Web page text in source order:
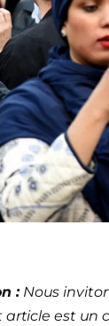
:Nous
article est un